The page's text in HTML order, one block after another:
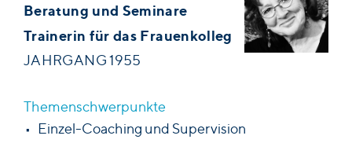
Leitbild
Nutzen
Arbeitsweise
Feedback
TEAM
Beratung und Seminare
Trainerin für das Frauenkolleg
JAHRGANG 1955
Themenschwerpunkte
Einzel-Coaching und Supervision